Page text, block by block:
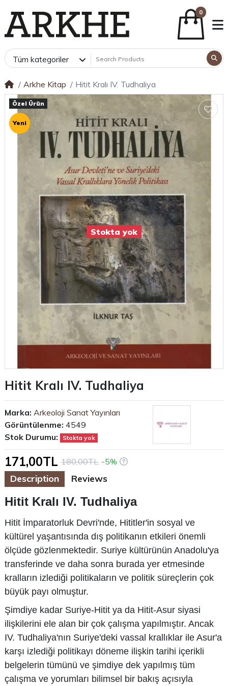
0
Tüm kategoriler
Arkhe Kitap Hitit Kralı IV. Tudhaliya
Özel Ürün
Yeni
Stokta yok
Hitit Kralı IV. Tudhaliya
Description Reviews
Hitit Kralı IV. Tudhaliya
Hitit İmparatorluk Devri'nde, Hititler'in sosyal ve
kültürel yaşantısında dış politikanın etkileri önemli
ölçüde gözlenmektedir. Suriye kültürünün Anadolu'ya
transferinde ve daha sonra burada yer etmesinde
kralların izlediği politikaların ve politik süreçlerin çok
büyük payı olmuştur.
Şimdiye kadar Suriye-Hitit ya da Hitit-Asur siyasi
ilişkilerini ele alan bir çok çalışma yapılmıştır. Ancak
IV. Tudhaliya'nın Suriye'deki vassal krallıklar ile Asur'a
karşı izlediği politikayı döneme ilişkin tarihi içerikli
belgelerin tümünü ve şimdiye dek yapılmış tüm
çalışma ve yorumları bilimsel bir bakış açısıyla
Marka: Arkeoloji Sanat Yayınları
Görüntülenme: 4549
Stok Durumu:
Stokta yok
171,00TL 180,00TL -5%